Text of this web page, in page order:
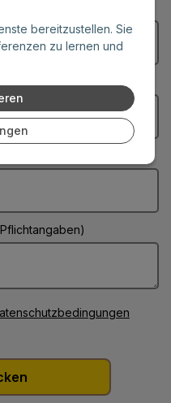
bereitzustellen. Sie
zu lernen und